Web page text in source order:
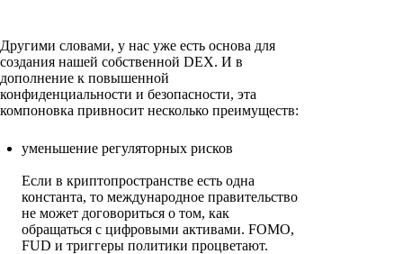
Другими словами, у нас уже есть основа для
создания нашей собственной DEX. И в
дополнение к повышенной
конфиденциальности и безопасности, эта
компоновка привносит несколько преимуществ:
уменьшение регуляторных рисков
Если в криптопространстве есть одна
константа, то международное правительство
не может договориться о том, как
обращаться с цифровыми активами. FOMO,
FUD и триггеры политики процветают.